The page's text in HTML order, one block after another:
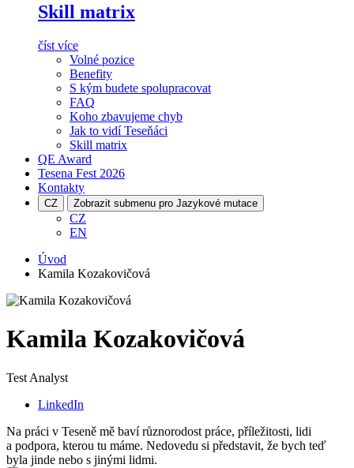
Skill matrix
číst více
Volné pozice
Benefity
S kým budete spolupracovat
FAQ
Koho zbavujeme chyb
Jak to vidí Teseňáci
Skill matrix
QE Award
Tesena Fest 2026
Kontakty
CZ Zobrazit submenu pro Jazykové mutace
CZ
EN
Úvod
Kamila Kozakovičová
Kamila Kozakovičová
Test Analyst
LinkedIn
Na práci v Teseně mě baví různorodost práce, příležitosti, lidi
a podpora, kterou tu máme. Nedovedu si představit, že bych teď
byla jinde nebo s jinými lidmi.